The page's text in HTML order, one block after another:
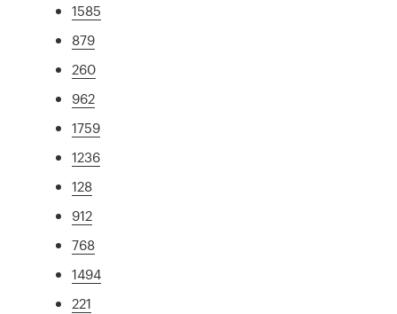
1585
879
260
962
1759
1236
128
912
768
1494
221